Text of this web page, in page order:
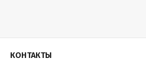
КОНТАКТЫ